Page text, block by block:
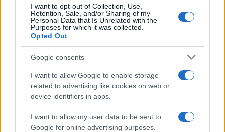
I want to opt-out of Collection, Use,
Retention, Sale, and/or Sharing of my
Personal Data that Is Unrelated with the
Purposes for which it was collected.
Opted Out
Google consents
I want to allow Google to enable storage
related to advertising like cookies on web or
device identifiers in apps.
I want to allow my user data to be sent to
Google for online advertising purposes.
Continua a leggere
LIFESTYLE